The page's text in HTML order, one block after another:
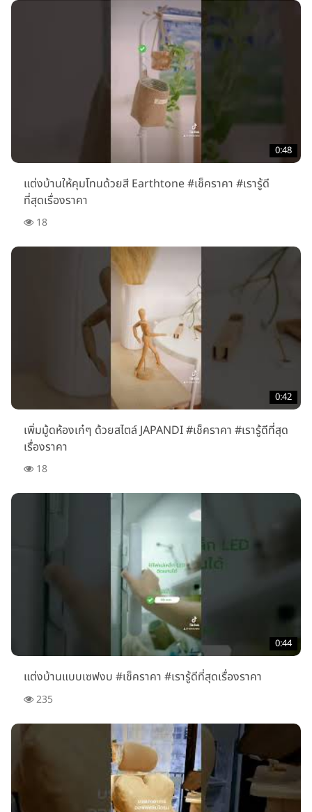
0:48
แต่งบ้านให้คุมโทนด้วยสี Earthtone #เช็คราคา #เรารู้ดี
ที่สุดเรื่องราคา
18
0:42
เพิ่มมู้ดห้องเก๋ๆ ด้วยสไตล์ JAPANDI #เช็คราคา #เรารู้ดีที่สุด
เรื่องราคา
18
0:44
แต่งบ้านแบบเซฟงบ #เช็คราคา #เรารู้ดีที่สุดเรื่องราคา
235